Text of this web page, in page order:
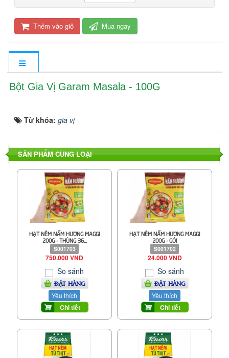
Thêm vào giỏ Mua ngay
Bột Gia Vị Garam Masala - 100G
Từ khóa: gia vị
SẢN PHẨM CÙNG LOẠI
HẠT NÊM NẤM HƯƠNG MAGGI
200G - THÙNG 36...
S001703
750.000 VND
So sánh
ĐẶT HÀNG
Yêu thích
Chi tiết
HẠT NÊM NẤM HƯƠNG MAGGI
200G - GÓI
S001702
24.000 VND
So sánh
ĐẶT HÀNG
Yêu thích
Chi tiết